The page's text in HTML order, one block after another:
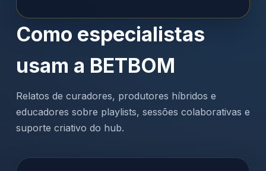
Como especialistas
usam a BETBOM
Relatos de curadores, produtores híbridos e
educadores sobre playlists, sessões colaborativas e
suporte criativo do hub.